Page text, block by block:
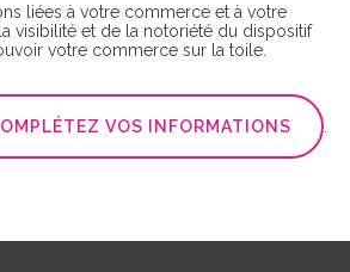
liées à votre commerce et à votre
visibilité et de la notoriété du dispositif
votre commerce sur la toile.
VOS INFORMATIONS